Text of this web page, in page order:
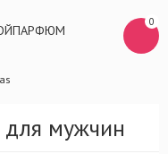
0
для мужчин